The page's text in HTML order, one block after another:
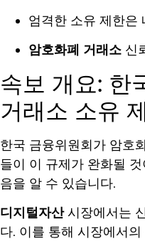
엄격한 소유 제한은
암호화폐 거래소 신
속보 개요: 한
거래소 소유
한국 금융위원회가 암호
들이 이 규제가 완화될
음을 알 수 있습니다.
디지털자산시장에서는
다. 이를 통해 시장에서